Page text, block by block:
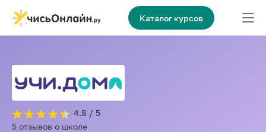
Каталог курсов
4.8 / 5
5 отзывов о школе